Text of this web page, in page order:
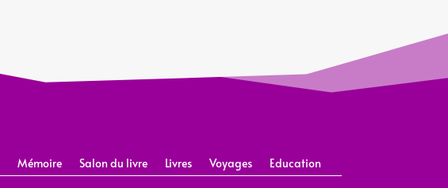
Mémoire Salon du livre Livres Voyages Education